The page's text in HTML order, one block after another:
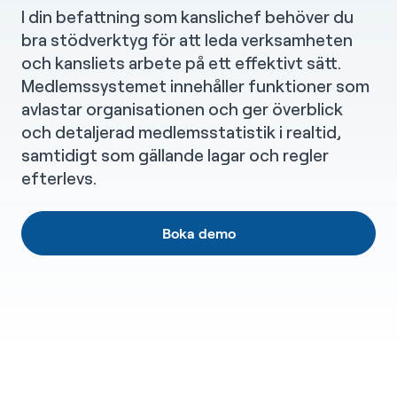
I din befattning som kanslichef behöver du
bra stödverktyg för att leda verksamheten
och kansliets arbete på ett effektivt sätt.
Medlemssystemet innehåller funktioner som
avlastar organisationen och ger överblick
och detaljerad medlemsstatistik i realtid,
samtidigt som gällande lagar och regler
efterlevs.
Boka demo